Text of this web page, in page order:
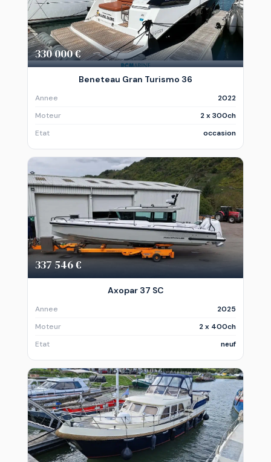
330 000 €
Beneteau Gran Turismo 36
Annee
2022
Moteur
2 x 300ch
Etat
occasion
337 546 €
Axopar 37 SC
Annee
2025
Moteur
2 x 400ch
Etat
neuf